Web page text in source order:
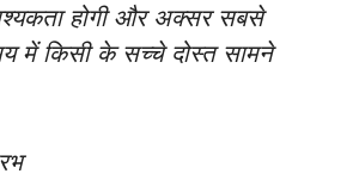
होगी और अक्सर सबसे
में किसी के सच्चे दोस्त सामने